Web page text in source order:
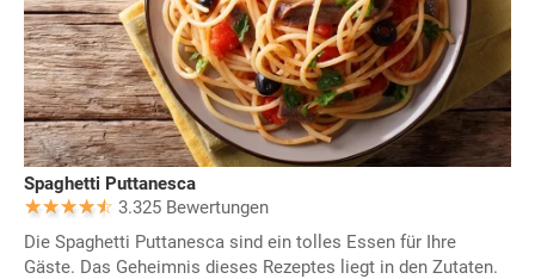
Spaghetti Puttanesca
3.325 Bewertungen
Die Spaghetti Puttanesca sind ein tolles Essen für Ihre
Gäste. Das Geheimnis dieses Rezeptes liegt in den Zutaten.